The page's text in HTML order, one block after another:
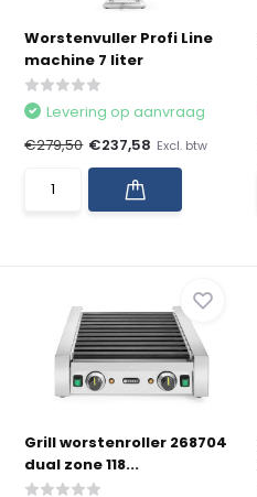
Worstenvuller Profi Line
machine 7 liter
Levering op aanvraag
€279,50 €237,58 Excl. btw
Grill worstenroller 268704
dual zone 118...